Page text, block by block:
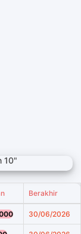
10"
Berakhir
30/06/2026